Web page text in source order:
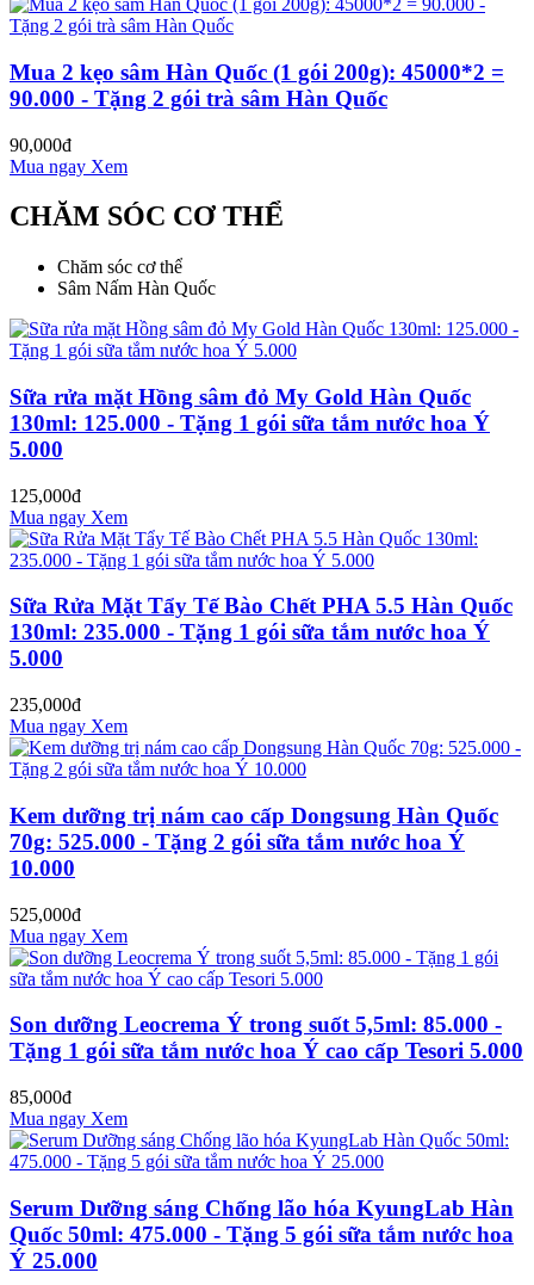
Mua 2 kẹo sâm Hàn Quốc (1 gói 200g): 45000*2 =
90.000 - Tặng 2 gói trà sâm Hàn Quốc
90,000đ
Mua ngay Xem
CHĂM SÓC CƠ THỂ
Chăm sóc cơ thể
Sâm Nấm Hàn Quốc
Sữa rửa mặt Hồng sâm đỏ My Gold Hàn Quốc
130ml: 125.000 - Tặng 1 gói sữa tắm nước hoa Ý
5.000
125,000đ
Mua ngay Xem
Sữa Rửa Mặt Tẩy Tế Bào Chết PHA 5.5 Hàn Quốc
130ml: 235.000 - Tặng 1 gói sữa tắm nước hoa Ý
5.000
235,000đ
Mua ngay Xem
Kem dưỡng trị nám cao cấp Dongsung Hàn Quốc
70g: 525.000 - Tặng 2 gói sữa tắm nước hoa Ý
10.000
525,000đ
Mua ngay Xem
Son dưỡng Leocrema Ý trong suốt 5,5ml: 85.000 -
Tặng 1 gói sữa tắm nước hoa Ý cao cấp Tesori 5.000
85,000đ
Mua ngay Xem
Serum Dưỡng sáng Chống lão hóa KyungLab Hàn
Quốc 50ml: 475.000 - Tặng 5 gói sữa tắm nước hoa
Ý 25.000